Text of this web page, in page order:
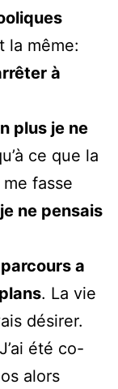
la même:
à
plus je ne
ce que la
fasse
ne pensais
a
. La vie
désirer.
été co-
alors